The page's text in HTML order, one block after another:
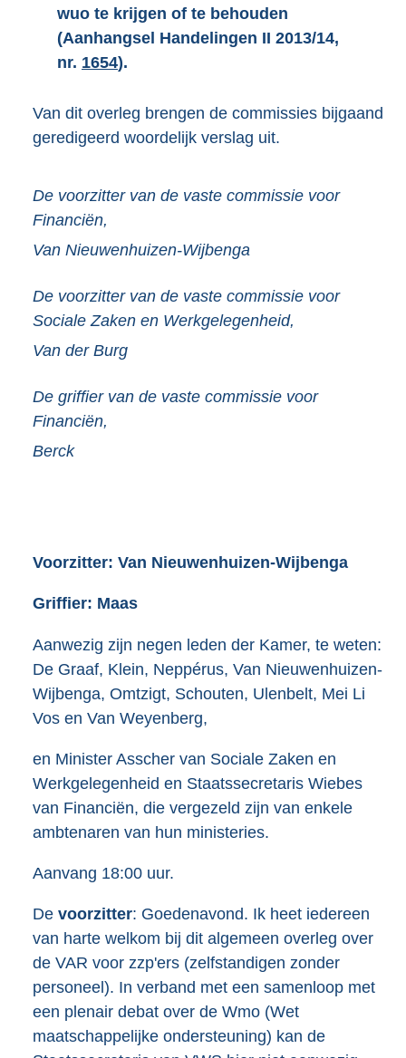
wuo te krijgen of te behouden
(Aanhangsel Handelingen II 2013/14,
nr. 1654).
Van dit overleg brengen de commissies bijgaand
geredigeerd woordelijk verslag uit.
De voorzitter van de vaste commissie voor
Financiën,
Van Nieuwenhuizen-Wijbenga
De voorzitter van de vaste commissie voor
Sociale Zaken en Werkgelegenheid,
Van der Burg
De griffier van de vaste commissie voor
Financiën,
Berck
Voorzitter: Van Nieuwenhuizen-Wijbenga
Griffier: Maas
Aanwezig zijn negen leden der Kamer, te weten:
De Graaf, Klein, Neppérus, Van Nieuwenhuizen-
Wijbenga, Omtzigt, Schouten, Ulenbelt, Mei Li
Vos en Van Weyenberg,
en Minister Asscher van Sociale Zaken en
Werkgelegenheid en Staatssecretaris Wiebes
van Financiën, die vergezeld zijn van enkele
ambtenaren van hun ministeries.
Aanvang 18:00 uur.
De voorzitter: Goedenavond. Ik heet iedereen
van harte welkom bij dit algemeen overleg over
de VAR voor zzp'ers (zelfstandigen zonder
personeel). In verband met een samenloop met
een plenair debat over de Wmo (Wet
maatschappelijke ondersteuning) kan de